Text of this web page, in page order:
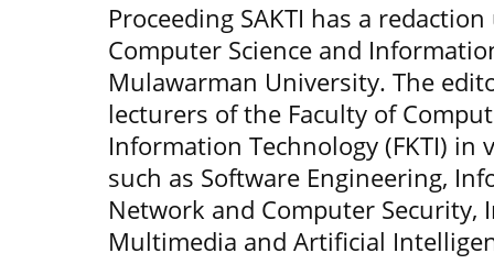
Proceeding SAKTI has a
Computer Science and
Mulawarman University. The
lecturers of the Faculty of
Information Technology (FKTI) in
such as Software Engineering,
Network and Computer Security,
Multimedia and Artificial